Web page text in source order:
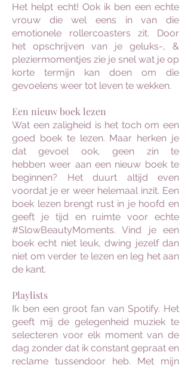
Het helpt echt! Ook ik ben een echte
vrouw die wel eens in van die
emotionele rollercoasters zit. Door
het opschrijven van je geluks-, &
pleziermomentjes zie je snel wat je op
korte termijn kan doen om die
gevoelens weer tot leven te wekken.
Een nieuw boek lezen
Wat een zaligheid is het toch om een
goed boek te lezen. Maar herken je
dat gevoel ook, geen zin te
hebben weer aan een nieuw boek te
beginnen? Het duurt altijd even
voordat je er weer helemaal inzit. Een
boek lezen brengt rust in je hoofd en
geeft je tijd en ruimte voor echte
#SlowBeautyMoments. Vind je een
boek echt niet leuk, dwing jezelf dan
niet om verder te lezen en leg het aan
de kant.
Playlists
Ik ben een groot fan van Spotify. Het
geeft mij de gelegenheid muziek te
selecteren voor elk moment van de
dag zonder dat ik constant gepraat en
reclame tussendoor heb. Met mijn